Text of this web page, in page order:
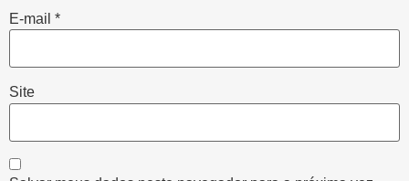
E-mail *
Site